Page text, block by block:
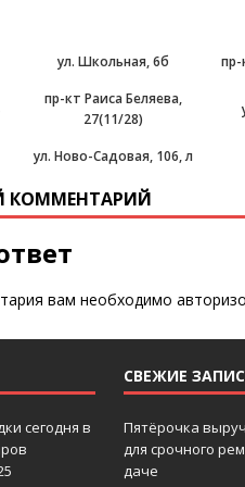
ул. Школьная, 6б пр-
пр-кт Раиса Беляева,
27(11/28)
ул. Ново-Садовая, 106, л
КОММЕНТАРИЙ
вам необходимо
сегодня в
СВЕЖИЕ
Пятёрочка
для срочного
даче